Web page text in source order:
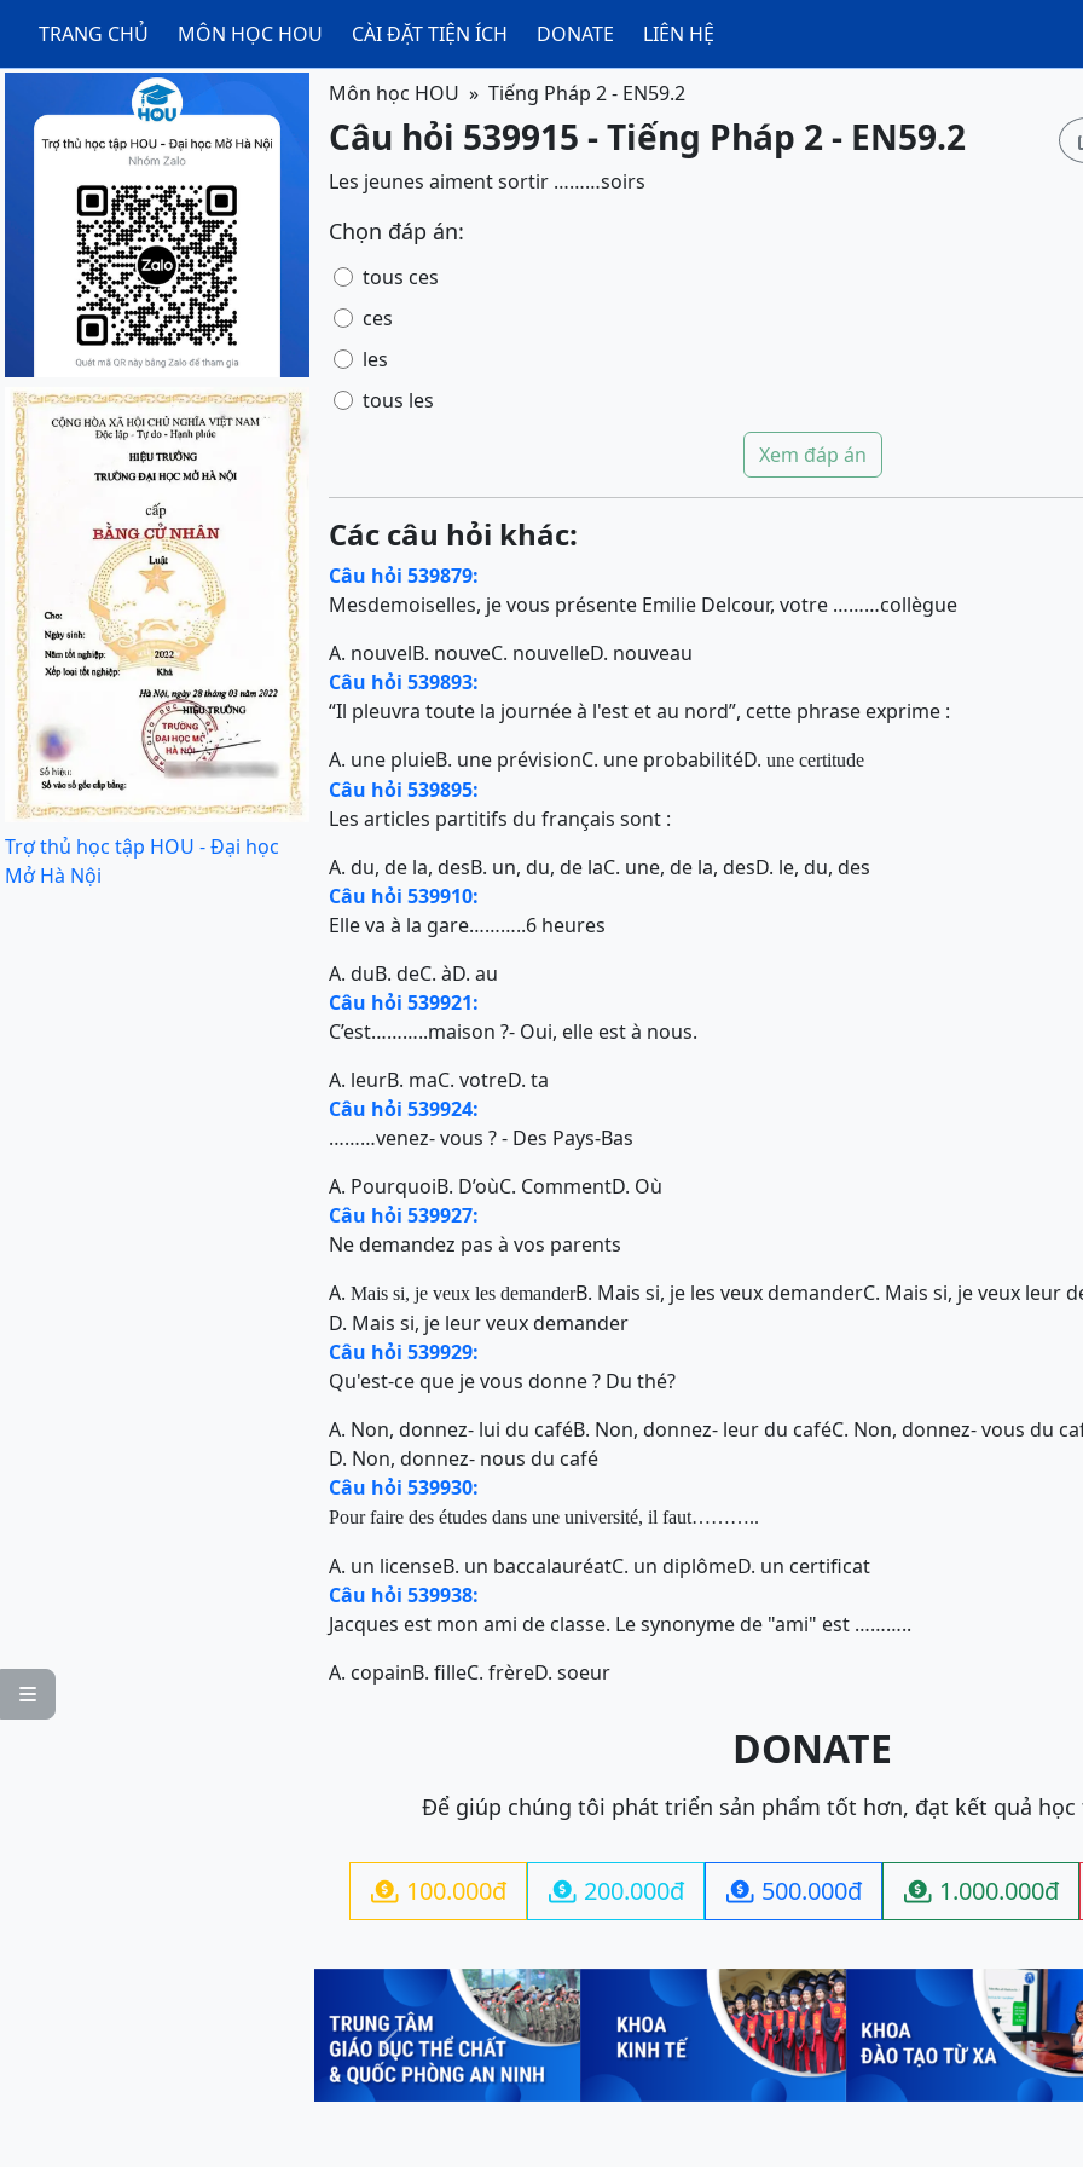
TRANG CHỦ MÔN HỌC HOU CÀI ĐẶT TIỆN ÍCH DONATE LIÊN HỆ

Trợ thủ học tập HOU - Đại học
Mở Hà Nội
Môn học HOU Tiếng Pháp 2 - EN59.2
Câu hỏi 539915 - Tiếng Pháp 2 - EN59.2
Les jeunes aiment sortir ………soirs
Chọn đáp án:
tous ces
ces
les
tous les
Xem đáp án
Các câu hỏi khác:
Câu hỏi 539879:
Mesdemoiselles, je vous présente Emilie Delcour, votre ………collègue
A. nouvelB. nouveC. nouvelleD. nouveau
Câu hỏi 539893:
“Il pleuvra toute la journée à l'est et au nord”, cette phrase exprime :
A. une pluieB. une prévisionC. une probabilitéD. une certitude
Câu hỏi 539895:
Les articles partitifs du français sont :
A. du, de la, desB. un, du, de laC. une, de la, desD. le, du, des
Câu hỏi 539910:
Elle va à la gare………..6 heures
A. duB. deC. àD. au
Câu hỏi 539921:
C’est………..maison ?- Oui, elle est à nous.
A. leurB. maC. votreD. ta
Câu hỏi 539924:
………venez- vous ? - Des Pays-Bas
A. PourquoiB. D’oùC. CommentD. Où
Câu hỏi 539927:
Ne demandez pas à vos parents
A. Mais si, je veux les demanderB. Mais si, je les veux demanderC. Mais si, je veux leur
D. Mais si, je leur veux demander
Câu hỏi 539929:
Qu'est-ce que je vous donne ? Du thé?
A. Non, donnez- lui du caféB. Non, donnez- leur du caféC. Non, donnez- vous du
D. Non, donnez- nous du café
Câu hỏi 539930:
Pour faire des études dans une université, il faut………..
A. un licenseB. un baccalauréatC. un diplômeD. un certificat
Câu hỏi 539938:
Jacques est mon ami de classe. Le synonyme de "ami" est ………..
A. copainB. filleC. frèreD. soeur
DONATE
Để giúp chúng tôi phát triển sản phẩm tốt hơn, đạt kết quả học
 100.000đ  200.000đ  500.000đ  1.000.000đ
Previous